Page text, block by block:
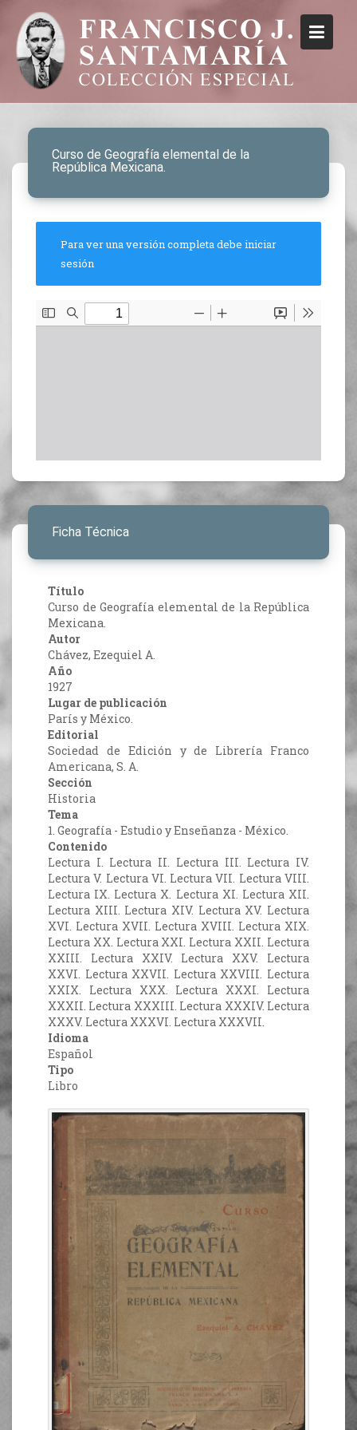
Curso de Geografía elemental de la
República Mexicana.
Para ver una versión completa debe iniciar
sesión
Ficha Técnica
Título
Curso de Geografía elemental de la República
Mexicana.
Autor
Chávez, Ezequiel A.
Año
1927
Lugar de publicación
París y México.
Editorial
Sociedad de Edición y de Librería Franco
Americana, S. A.
Sección
Historia
Tema
1. Geografía - Estudio y Enseñanza - México.
Contenido
Lectura I. Lectura II. Lectura III. Lectura IV.
Lectura V. Lectura VI. Lectura VII. Lectura VIII.
Lectura IX. Lectura X. Lectura XI. Lectura XII.
Lectura XIII. Lectura XIV. Lectura XV. Lectura
XVI. Lectura XVII. Lectura XVIII. Lectura XIX.
Lectura XX. Lectura XXI. Lectura XXII. Lectura
XXIII. Lectura XXIV. Lectura XXV. Lectura
XXVI. Lectura XXVII. Lectura XXVIII. Lectura
XXIX. Lectura XXX. Lectura XXXI. Lectura
XXXII. Lectura XXXIII. Lectura XXXIV. Lectura
XXXV. Lectura XXXVI. Lectura XXXVII.
Idioma
Español
Tipo
Libro